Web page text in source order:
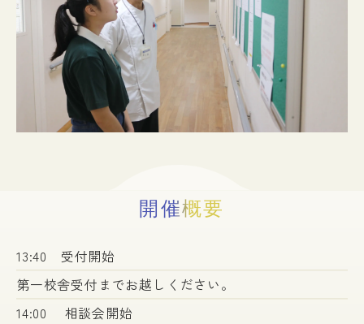
お知らせ
よくある質問
お問い合わせ
個人情報保護方針
アクセス
附属臨床施設
開催概要
13:40 受付開始
第一校舎受付までお越しください。
14:00 相談会開始